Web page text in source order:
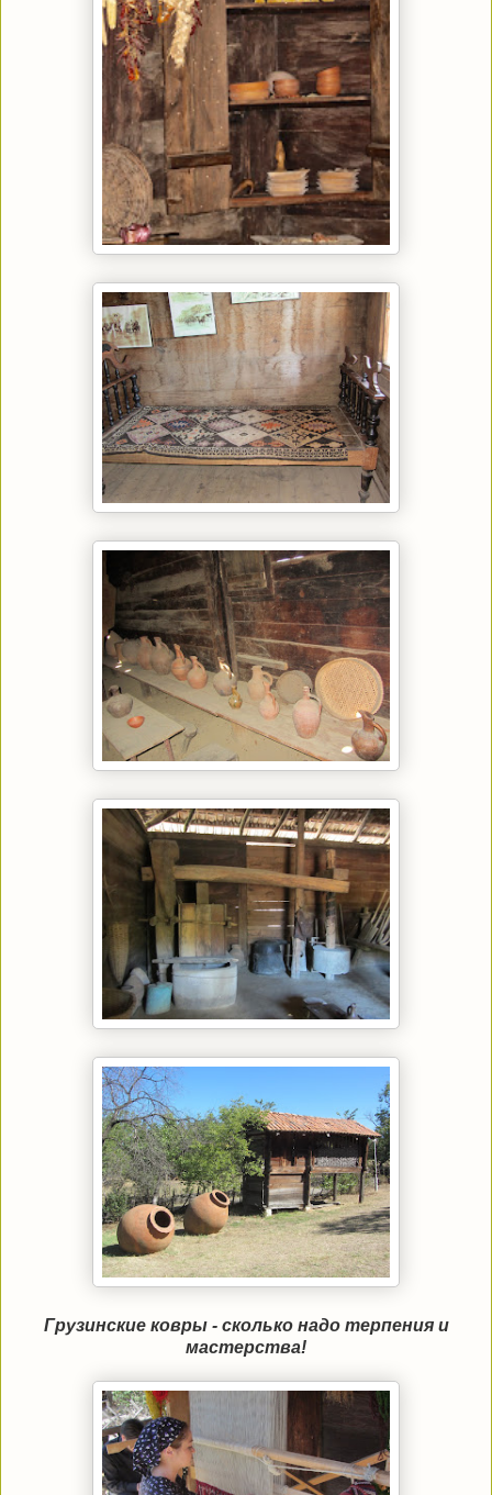
Грузинские ковры - сколько надо терпения и
мастерства!